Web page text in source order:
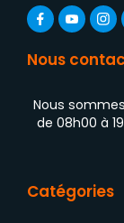
Nous
Nous
de 08h00 à
Catégories